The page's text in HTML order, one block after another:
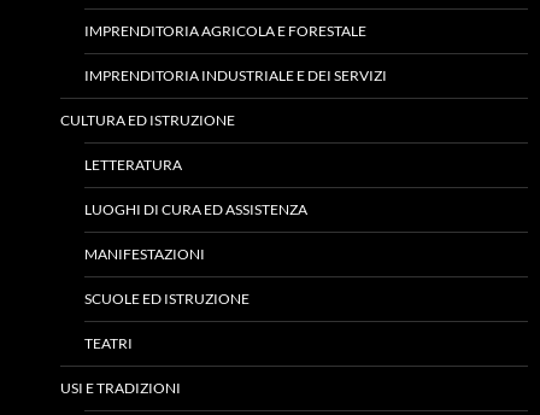
IMPRENDITORIA AGRICOLA E FORESTALE
IMPRENDITORIA INDUSTRIALE E DEI SERVIZI
CULTURA ED ISTRUZIONE
LETTERATURA
LUOGHI DI CURA ED ASSISTENZA
MANIFESTAZIONI
SCUOLE ED ISTRUZIONE
TEATRI
USI E TRADIZIONI